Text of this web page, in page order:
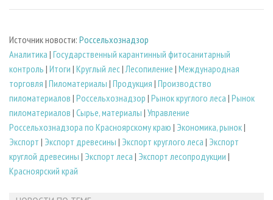
Источник новости: Россельхознадзор
Аналитика | Государственный карантинный фитосанитарный
контроль | Итоги | Круглый лес| Лесопиление | Международная
торговля | Пиломатериалы | Продукция | Производство
пиломатериалов | Россельхознадзор | Рынок круглого леса | Рынок
пиломатериалов | Сырье, материалы | Управление
Россельхознадзора по Красноярскому краю | Экономика, рынок|
Экспорт | Экспорт древесины | Экспорт круглого леса | Экспорт
круглой древесины | Экспорт леса | Экспорт лесопродукции |
Красноярский край